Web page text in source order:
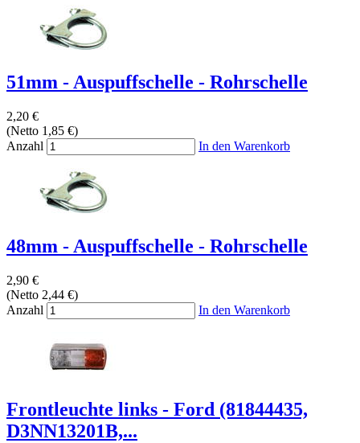
51mm - Auspuffschelle - Rohrschelle
2,20 €
(Netto 1,85 €)
Anzahl
In den Warenkorb
48mm - Auspuffschelle - Rohrschelle
2,90 €
(Netto 2,44 €)
Anzahl
In den Warenkorb
Frontleuchte links - Ford (81844435,
D3NN13201B,...